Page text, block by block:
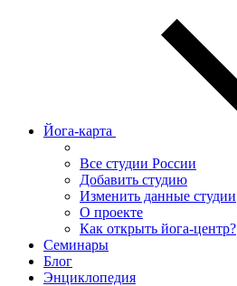
Йога-карта
Все студии России
Добавить студию
Изменить данные студии
О проекте
Как открыть йога-центр?
Семинары
Блог
Энциклопедия